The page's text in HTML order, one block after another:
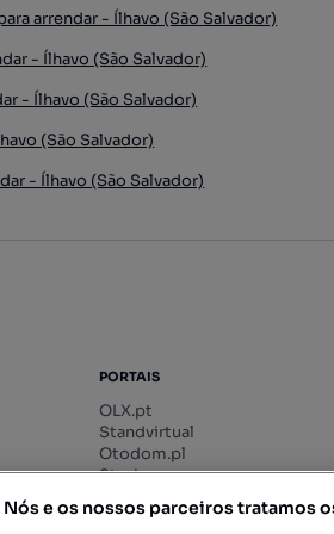
arrendar - Ílhavo (São Salvador)
- Ílhavo (São Salvador)
- Ílhavo (São Salvador)
(São Salvador)
- Ílhavo (São Salvador)
PORTAIS
OLX.pt
Standvirtual
Otodom.pl
Storia.ro
Nós e os nossos parceiros tratamos